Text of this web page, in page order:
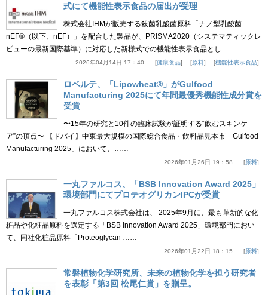
式にて機能性表示食品の届出が受理
株式会社IHMが販売する殺菌乳酸菌原料「ナノ型乳酸菌
nEF®（以下、nEF）」を配合した製品が、PRISMA2020（システマティックレ
ビューの最新国際基準）に対応した新様式での機能性表示食品とし……
2026年04月14日 17：40 健康食品 原料 機能性表示食品
ロベルテ、「Lipowheat®」がGulfood
Manufacturing 2025にて年間最優秀機能性成分賞を
受賞
〜15年の研究と10件の臨床試験が証明する“飲むスキンケ
ア”の頂点〜 【ドバイ】中東最大規模の国際総合食品・飲料品見本市「Gulfood
Manufacturing 2025」において、……
2026年01月26日 19：58 原料
一丸ファルコス、「BSB Innovation Award 2025」
環境部門にてプロテオグリカンIPCが受賞
一丸ファルコス株式会社は、 2025年9月に、最も革新的な化
粧品や化粧品原料を選定する「BSB Innovation Award 2025」環境部門におい
て、同社化粧品原料「Proteoglycan ……
2026年01月22日 18：15 原料
常磐植物化学研究所、未来の植物化学を担う研究者
を表彰「第3回 松尾仁賞」を贈呈。